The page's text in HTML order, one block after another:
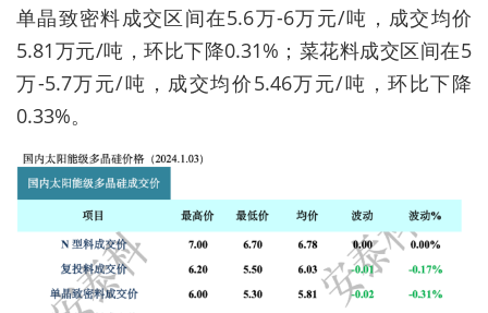
单晶致密料成交区间在5.6万-6万元/吨，成交均价
5.81万元/吨，环比下降0.31%；菜花料成交区间在5
万-5.7万元/吨，成交均价5.46万元/吨，环比下降
0.33%。